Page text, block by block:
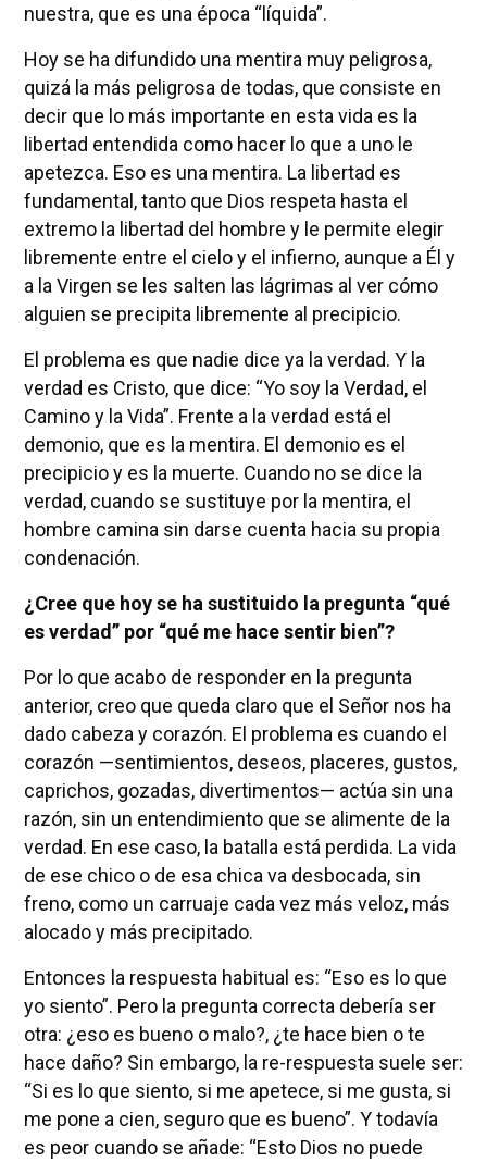
nuestra, que es una época “líquida”.
Hoy se ha difundido una mentira muy peligrosa,
quizá la más peligrosa de todas, que consiste en
decir que lo más importante en esta vida es la
libertad entendida como hacer lo que a uno le
apetezca. Eso es una mentira. La libertad es
fundamental, tanto que Dios respeta hasta el
extremo la libertad del hombre y le permite elegir
libremente entre el cielo y el infierno, aunque a Él y
a la Virgen se les salten las lágrimas al ver cómo
alguien se precipita libremente al precipicio.
El problema es que nadie dice ya la verdad. Y la
verdad es Cristo, que dice: “Yo soy la Verdad, el
Camino y la Vida”. Frente a la verdad está el
demonio, que es la mentira. El demonio es el
precipicio y es la muerte. Cuando no se dice la
verdad, cuando se sustituye por la mentira, el
hombre camina sin darse cuenta hacia su propia
condenación.
¿Cree que hoy se ha sustituido la pregunta “qué
es verdad” por “qué me hace sentir bien”?
Por lo que acabo de responder en la pregunta
anterior, creo que queda claro que el Señor nos ha
dado cabeza y corazón. El problema es cuando el
corazón —sentimientos, deseos, placeres, gustos,
caprichos, gozadas, divertimentos— actúa sin una
razón, sin un entendimiento que se alimente de la
verdad. En ese caso, la batalla está perdida. La vida
de ese chico o de esa chica va desbocada, sin
freno, como un carruaje cada vez más veloz, más
alocado y más precipitado.
Entonces la respuesta habitual es: “Eso es lo que
yo siento”. Pero la pregunta correcta debería ser
otra: ¿eso es bueno o malo?, ¿te hace bien o te
hace daño? Sin embargo, la re-respuesta suele ser:
“Si es lo que siento, si me apetece, si me gusta, si
me pone a cien, seguro que es bueno”. Y todavía
es peor cuando se añade: “Esto Dios no puede